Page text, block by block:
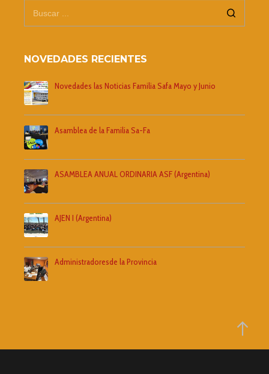
NOVEDADES RECIENTES
Novedades las Noticias Familia Safa Mayo y Junio
Asamblea de la Familia Sa-Fa
ASAMBLEA ANUAL ORDINARIA ASF (Argentina)
AJEN I (Argentina)
Administradoresde la Provincia